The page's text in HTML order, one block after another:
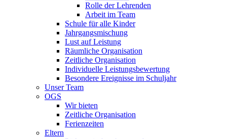
Rolle der Lehrenden
Arbeit im Team
Schule für alle Kinder
Jahrgangsmischung
Lust auf Leistung
Räumliche Organisation
Zeitliche Organisation
Individuelle Leistungsbewertung
Besondere Ereignisse im Schuljahr
Unser Team
OGS
Wir bieten
Zeitliche Organisation
Ferienzeiten
Eltern